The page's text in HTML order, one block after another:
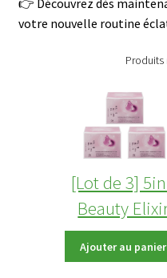
votre nouvelle routine
[Lot de 3]
Beauty
disponible
Ajouter au panier